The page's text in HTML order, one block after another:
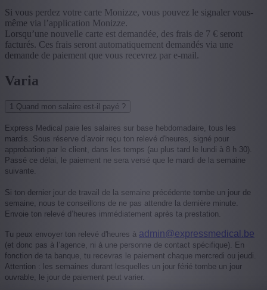
Si vous perdez votre carte Monizze, vous pouvez le signaler vous-
même via l’application Monizze.
Lorsqu’une nouvelle carte est demandée, des frais de 7 € seront
facturés. Ces frais seront automatiquement demandés via une
demande de paiement que vous recevrez par e-mail.
Varia
1 Quand mon salaire est-il payé ?
Express Medical paie les salaires sur base hebdomadaire, tous les
mardis. Sous réserve d’avoir reçu ton relevé d'heures, signé pour
approbation par le client, dans les temps (au plus tard le lundi à 8 h 30).
Passé ce délai, le paiement ne sera versé que le mardi de la semaine
suivante.
Si ton dernier jour de travail de la semaine précédente tombe un jour de
semaine, nous te conseillons de ne pas attendre la dernière minute.
Envoie ton relevé d’heures immédiatement après ta prestation.
Tu peux envoyer ton relevé d'heures à admin@expressmedical.be
(et donc pas à l’agence, ni à une personne de contact spécifique). En
fonction de ta banque, tu recevras le paiement chaque mercredi ou jeudi.
Attention : les semaines durant lesquelles un jour férié tombe un jour
ouvrable, le jour de paiement peut varier.